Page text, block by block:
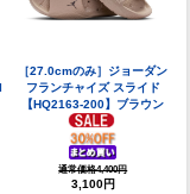
［27.0cmのみ］ジョーダン
フランチャイズ スライド
【HQ2163-200】ブラウン
通常価格4,400円
3,100円